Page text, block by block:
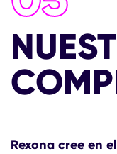
Rexona cree en